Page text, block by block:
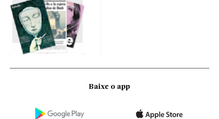
Baixe o app